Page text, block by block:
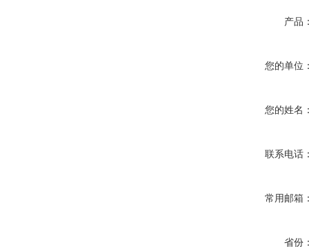
产品
您的单位
您的姓名
联系电话
常用邮箱
省份